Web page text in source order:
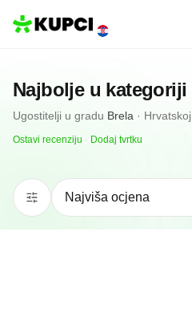
Najbolje u kategoriji
Ugostitelji u gradu Brela · Hrvatskoj
Ostavi recenziju · Dodaj tvrtku